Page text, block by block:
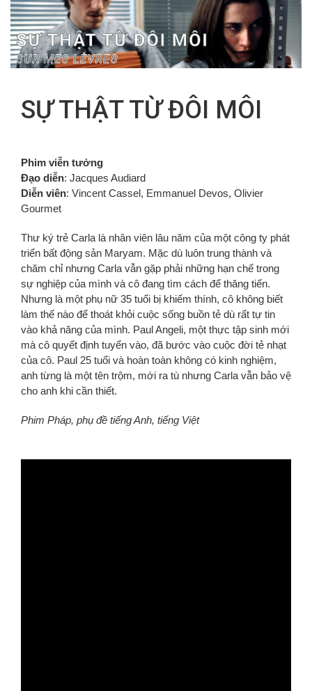
FR
SỰ THẬT TỪ ĐÔI MÔI
Phim viễn tưởng
Đạo diễn: Jacques Audiard
Diễn viên: Vincent Cassel, Emmanuel Devos, Olivier
Gourmet
Thư ký trẻ Carla là nhân viên lâu năm của một công ty phát
triển bất động sản Maryam. Mặc dù luôn trung thành và
chăm chỉ nhưng Carla vẫn gặp phải những hạn chế trong
sự nghiệp của mình và cô đang tìm cách để thăng tiến.
Nhưng là một phụ nữ 35 tuổi bị khiếm thính, cô không biết
làm thế nào để thoát khỏi cuộc sống buồn tẻ dù rất tự tin
vào khả năng của mình. Paul Angeli, một thực tập sinh mới
mà cô quyết định tuyển vào, đã bước vào cuộc đời tẻ nhạt
của cô. Paul 25 tuổi và hoàn toàn không có kinh nghiệm,
anh từng là một tên trộm, mới ra tù nhưng Carla vẫn bảo vệ
cho anh khi cần thiết.
Phim Pháp, phụ đề tiếng Anh, tiếng Việt